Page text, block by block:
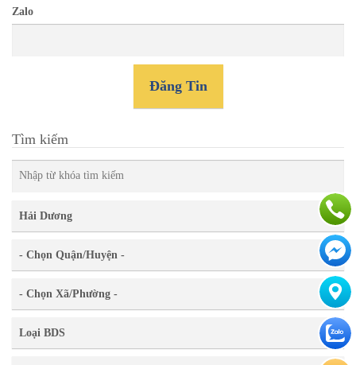
Zalo
Đăng Tin
Tìm kiếm
Hải Dương
- Chọn Quận/Huyện -
- Chọn Xã/Phường -
Loại BDS